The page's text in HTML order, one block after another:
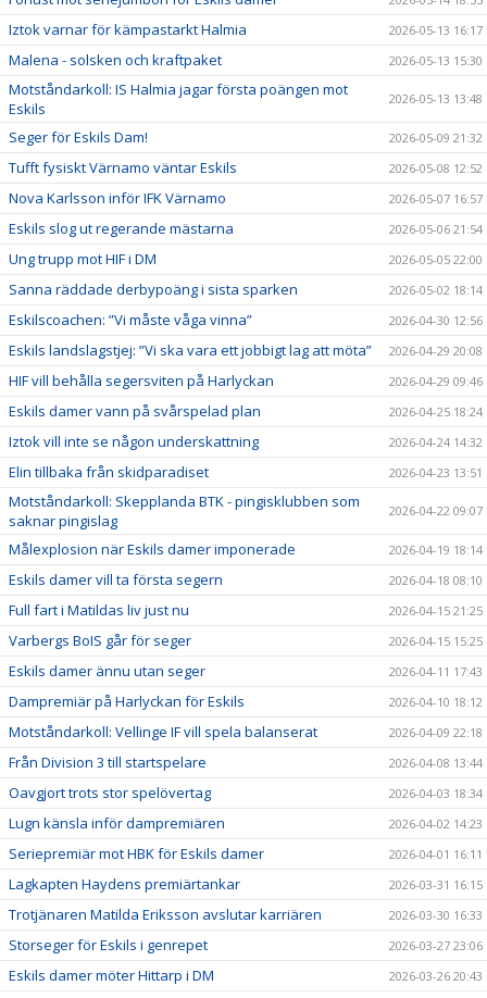
Iztok varnar för kämpastarkt Halmia 2026-05-13 16:17
Malena - solsken och kraftpaket 2026-05-13 15:30
Motståndarkoll: IS Halmia jagar första poängen mot
Eskils
2026-05-13 13:48
Seger för Eskils Dam! 2026-05-09 21:32
Tufft fysiskt Värnamo väntar Eskils 2026-05-08 12:52
Nova Karlsson inför IFK Värnamo 2026-05-07 16:57
Eskils slog ut regerande mästarna 2026-05-06 21:54
Ung trupp mot HIF i DM 2026-05-05 22:00
Sanna räddade derbypoäng i sista sparken 2026-05-02 18:14
Eskilscoachen: ”Vi måste våga vinna” 2026-04-30 12:56
Eskils landslagstjej: ”Vi ska vara ett jobbigt lag att möta” 2026-04-29 20:08
HIF vill behålla segersviten på Harlyckan 2026-04-29 09:46
Eskils damer vann på svårspelad plan 2026-04-25 18:24
Iztok vill inte se någon underskattning 2026-04-24 14:32
Elin tillbaka från skidparadiset 2026-04-23 13:51
Motståndarkoll: Skepplanda BTK - pingisklubben som
saknar pingislag
2026-04-22 09:07
Målexplosion när Eskils damer imponerade 2026-04-19 18:14
Eskils damer vill ta första segern 2026-04-18 08:10
Full fart i Matildas liv just nu 2026-04-15 21:25
Varbergs BoIS går för seger 2026-04-15 15:25
Eskils damer ännu utan seger 2026-04-11 17:43
Dampremiär på Harlyckan för Eskils 2026-04-10 18:12
Motståndarkoll: Vellinge IF vill spela balanserat 2026-04-09 22:18
Från Division 3 till startspelare 2026-04-08 13:44
Oavgjort trots stor spelövertag 2026-04-03 18:34
Lugn känsla inför dampremiären 2026-04-02 14:23
Seriepremiär mot HBK för Eskils damer 2026-04-01 16:11
Lagkapten Haydens premiärtankar 2026-03-31 16:15
Trotjänaren Matilda Eriksson avslutar karriären 2026-03-30 16:33
Storseger för Eskils i genrepet 2026-03-27 23:06
Eskils damer möter Hittarp i DM 2026-03-26 20:43